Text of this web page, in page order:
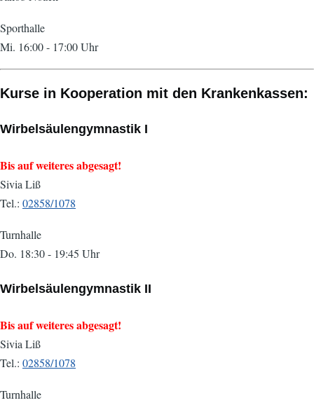
Sporthalle
Mi. 16:00 - 17:00 Uhr
Kurse in Kooperation mit den Krankenkassen:
Wirbelsäulengymnastik I
Bis auf weiteres abgesagt!
Sivia Liß
Tel.: 02858/1078
Turnhalle
Do. 18:30 - 19:45 Uhr
Wirbelsäulengymnastik II
Bis auf weiteres abgesagt!
Sivia Liß
Tel.: 02858/1078
Turnhalle